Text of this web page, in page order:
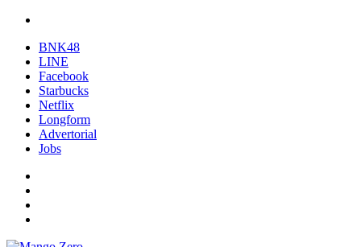
BNK48
LINE
Facebook
Starbucks
Netflix
Longform
Advertorial
Jobs